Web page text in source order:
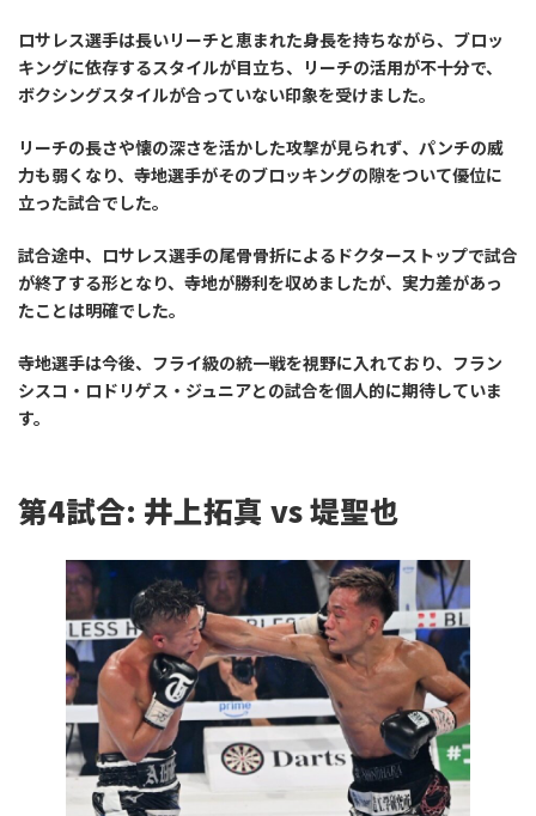
ロサレス選手は長いリーチと恵まれた身長を持ちながら、ブロッ
キングに依存するスタイルが目立ち、リーチの活用が不十分で、
ボクシングスタイルが合っていない印象を受けました。
リーチの長さや懐の深さを活かした攻撃が見られず、パンチの威
力も弱くなり、寺地選手がそのブロッキングの隙をついて優位に
立った試合でした。
試合途中、ロサレス選手の尾骨骨折によるドクターストップで試合
が終了する形となり、寺地が勝利を収めましたが、実力差があっ
たことは明確でした。
寺地選手は今後、フライ級の統一戦を視野に入れており、フラン
シスコ・ロドリゲス・ジュニアとの試合を個人的に期待していま
す。
第4試合: 井上拓真 vs 堤聖也